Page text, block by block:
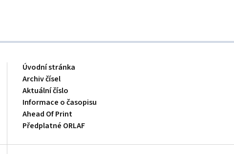
Úvodní stránka
Archiv čísel
Aktuální číslo
Informace o časopisu
Ahead Of Print
Předplatné ORLAF